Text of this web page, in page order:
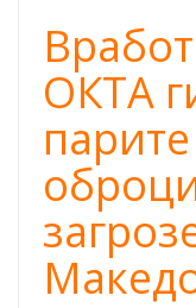
ОКТА